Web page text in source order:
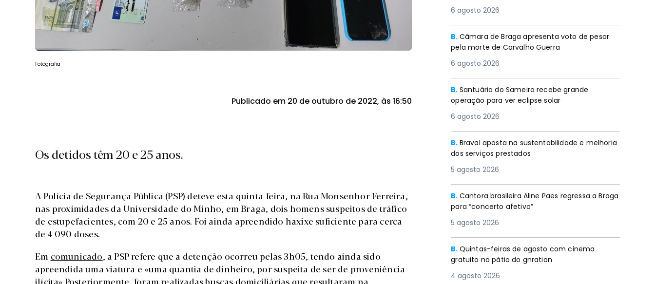
Fotografia
Publicado em 20 de outubro de 2022, às 16:50
Os detidos têm 20 e 25 anos.
A Polícia de Segurança Pública (PSP) deteve esta quinta-feira, na Rua Monsenhor Ferreira,
nas proximidades da Universidade do Minho, em Braga, dois homens suspeitos de tráfico
de estupefacientes, com 20 e 25 anos. Foi ainda apreendido haxixe suficiente para cerca
de 4 090 doses.
Em comunicado, a PSP refere que a detenção ocorreu pelas 3h05, tendo ainda sido
apreendida uma viatura e «uma quantia de dinheiro, por suspeita de ser de proveniência
ilícita».Posteriormente, foram realizadas buscas domiciliárias que resultaram na
6 agosto 2026
B. Câmara de Braga apresenta voto de pesar
pela morte de Carvalho Guerra
6 agosto 2026
B. Santuário do Sameiro recebe grande
operação para ver eclipse solar
6 agosto 2026
B. Braval aposta na sustentabilidade e melhoria
dos serviços prestados
5 agosto 2026
B. Cantora brasileira Aline Paes regressa a Braga
para “concerto afetivo”
5 agosto 2026
B. Quintas-feiras de agosto com cinema
gratuito no pátio do gnration
4 agosto 2026